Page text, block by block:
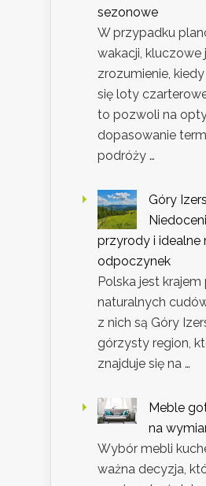
sezonowe
W przypadku
wakacji, kluczowe
zrozumienie,
się loty
to pozwoli na
dopasowanie
podróży …
Góry
przyrody i idealne
odpoczynek
Polska jest krajem
naturalnych
z nich są Góry
górzysty region,
znajduje się na …
Meble
na
Wybór mebli
ważna decyzja,